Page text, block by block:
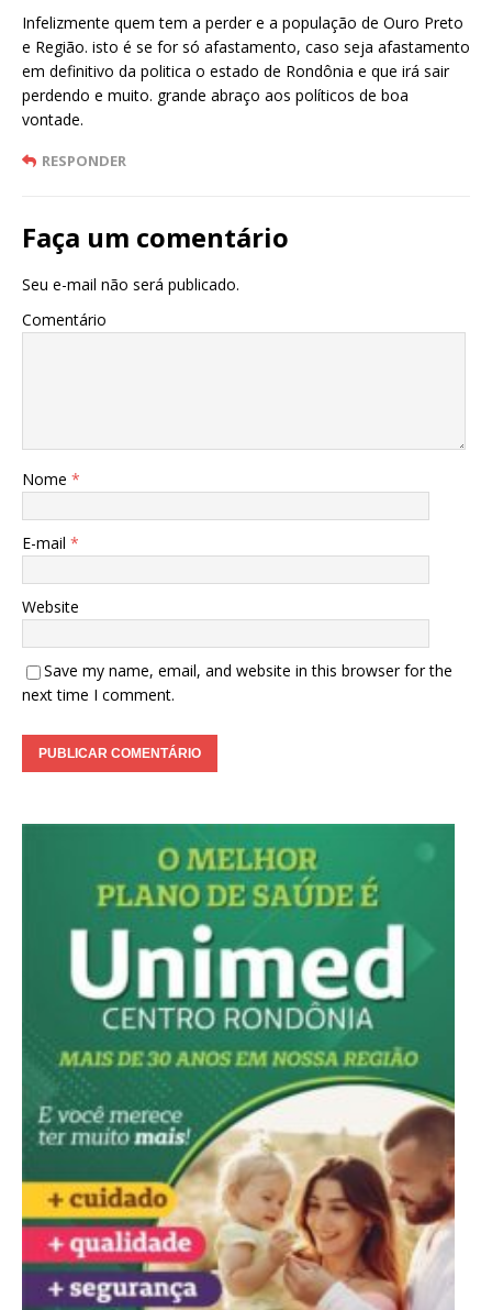
Infelizmente quem tem a perder e a população de Ouro Preto
e Região. isto é se for só afastamento, caso seja afastamento
em definitivo da politica o estado de Rondônia e que irá sair
perdendo e muito. grande abraço aos políticos de boa
vontade.
RESPONDER
Faça um comentário
Seu e-mail não será publicado.
Comentário
Nome *
E-mail *
Website
Save my name, email, and website in this browser for the
next time I comment.